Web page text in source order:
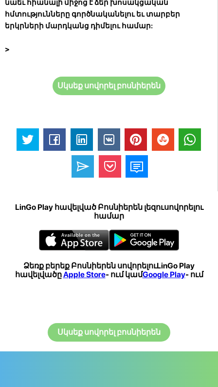
նաեւ հիանալի միջոց է ձեր խոսակցական
հմտությունները գործնականելու եւ տարբեր
երկրների մարդկանց դիմելու համար:
>
Սկսեք սովորել բոսնիերեն
LinGo Play հավելված Բոսնիերեն լեզուսովորելու
համար
Ձեռք բերեք Բոսնիերեն սովորելուLinGo Play
հավելվածըApple Store- ում կամGoogle Play- ում
Սկսեք սովորել բոսնիերեն